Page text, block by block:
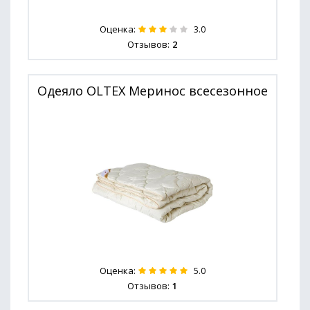
Оценка: 3.0
Отзывов: 2
Одеяло OLTEX Меринос всесезонное
Оценка: 5.0
Отзывов: 1